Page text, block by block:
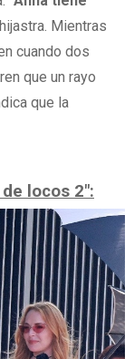
Mientras
cuando dos
que un rayo
que la
locos 2":